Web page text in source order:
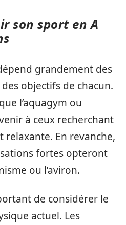
son sport en A
grandement des
objectifs de chacun.
l’aquagym ou
à ceux recherchant
relaxante. En revanche,
fortes opteront
ou l’aviron.
de considérer le
actuel. Les